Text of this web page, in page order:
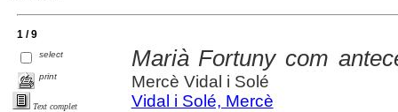
1 / 9
select
print
Text complet
Marià Fortuny com
Mercè Vidal i Solé
Vidal i Solé, Mercè